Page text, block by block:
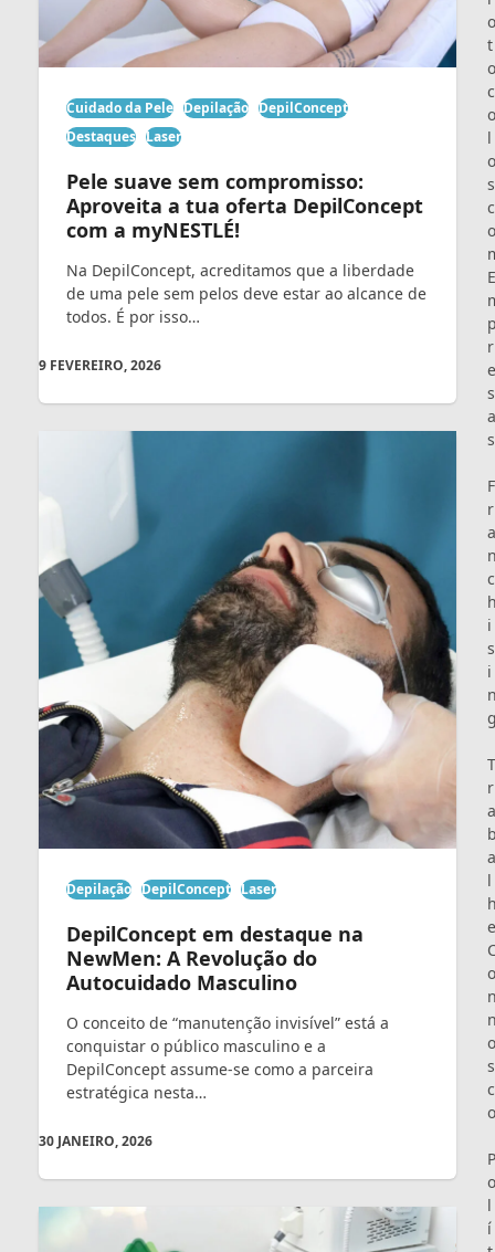
Cuidado da Pele Depilação DepilConcept
Destaques Laser
Pele suave sem compromisso:
Aproveita a tua oferta DepilConcept
com a myNESTLÉ!
Na DepilConcept, acreditamos que a liberdade
de uma pele sem pelos deve estar ao alcance de
todos. É por isso…
9 FEVEREIRO, 2026
Depilação DepilConcept Laser
DepilConcept em destaque na
NewMen: A Revolução do
Autocuidado Masculino
O conceito de “manutenção invisível” está a
conquistar o público masculino e a
DepilConcept assume-se como a parceira
estratégica nesta…
30 JANEIRO, 2026
o
t
o
c
o
l
o
s
c
o
E
r
e
s
a
s
F
r
a
c
i
s
i
T
r
a
a
l
e
o
o
s
c
o
P
o
l
í